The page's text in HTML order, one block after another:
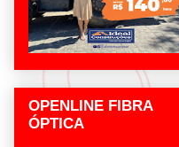
OPENLINE FIBRA
ÓPTICA